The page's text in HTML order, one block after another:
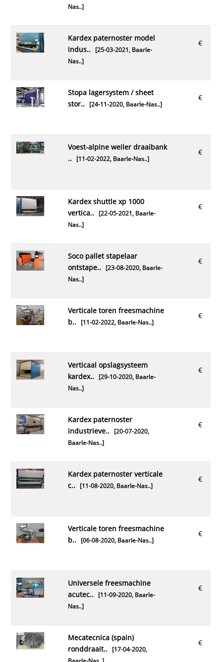
Nas..]
€
kardex paternoster model
indus..[25-03-2021, Baarle-
Nas..]
€
stopa lagersystem / sheet
stor..[24-11-2020, Baarle-Nas..]
€
voest-alpine weiler draaibank
..[11-02-2022, Baarle-Nas..]
€
kardex shuttle xp 1000
vertica..[22-05-2021, Baarle-
Nas..]
€
soco pallet stapelaar
ontstape..[23-08-2020, Baarle-
Nas..]
€
verticale toren freesmachine
b..[11-02-2022, Baarle-Nas..]
€
verticaal opslagsysteem
kardex..[29-10-2020, Baarle-
Nas..]
€
kardex paternoster
industrieve..[20-07-2020,
Baarle-Nas..]
€
kardex paternoster verticale
c..[11-08-2020, Baarle-Nas..]
€
verticale toren freesmachine
b..[06-08-2020, Baarle-Nas..]
€
universele freesmachine
acutec..[11-09-2020, Baarle-
Nas..]
€
mecatecnica (spain)
ronddraait..[17-04-2020,